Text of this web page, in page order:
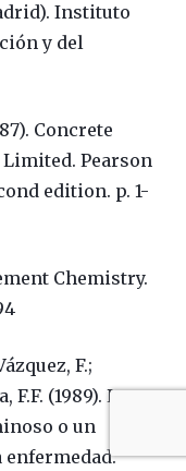
Instituto
y del
Concrete
Pearson
edition. p. 1-
Chemistry.
F.;
F.F. (1989). La
o un